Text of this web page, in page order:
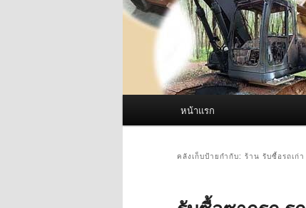
หน้าแรก
คลังเก็บป้ายกำกับ: ร้าน รับซื้อรถเก่